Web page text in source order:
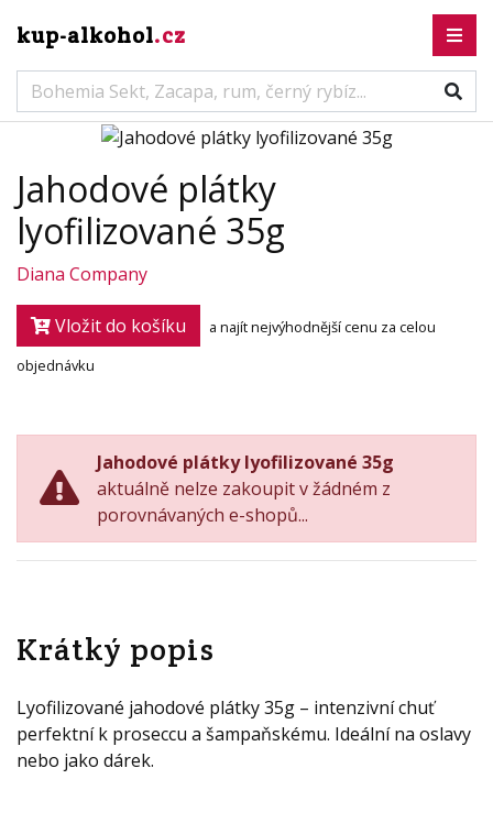
kup-alkohol.cz
Jahodové plátky
lyofilizované 35g
Diana Company
Vložit do košíku
a najít nejvýhodnější cenu za celou
objednávku
Jahodové plátky lyofilizované 35g
aktuálně nelze zakoupit v žádném z
porovnávaných e-shopů...
Krátký popis
Lyofilizované jahodové plátky 35g – intenzivní chuť
perfektní k proseccu a šampaňskému. Ideální na oslavy
nebo jako dárek.